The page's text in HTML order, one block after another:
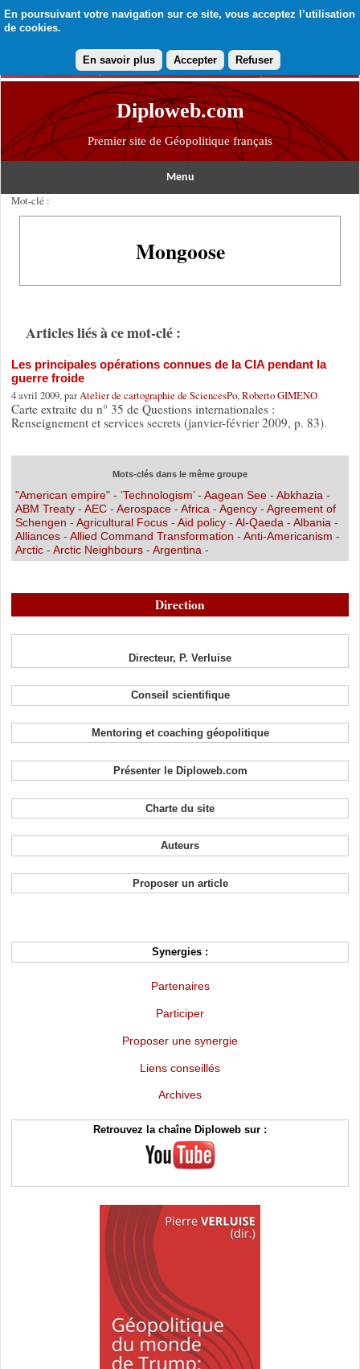
En poursuivant votre navigation sur ce site, vous acceptez l’utilisation
de cookies.
En savoir plus Accepter Refuser
Diploweb.com
Premier site de Géopolitique français
Menu
Mot-clé :
Mongoose
Articles liés à ce mot-clé :
Les principales opérations connues de la CIA pendant la
guerre froide
4 avril 2009, parAtelier de cartographie de SciencesPo, Roberto GIMENO
Carte extraite du n° 35 de Questions internationales :
Renseignement et services secrets (janvier-février 2009, p. 83).
Mots-clés dans le même groupe
"American empire"- ’Technologism’- Aagean See- Abkhazia -
ABM Treaty- AEC- Aerospace- Africa - Agency- Agreement of
Schengen - Agricultural Focus - Aid policy- Al-Qaeda - Albania -
Alliances- Allied Command Transformation - Anti-Americanism -
Arctic- Arctic Neighbours- Argentina -
Direction
Directeur, P. Verluise
Conseil scientifique
Mentoring et coaching géopolitique
Présenter le Diploweb.com
Charte du site
Auteurs
Proposer un article
Synergies :
Partenaires
Participer
Proposer une synergie
Liens conseillés
Archives
Retrouvez la chaîne Diploweb sur :